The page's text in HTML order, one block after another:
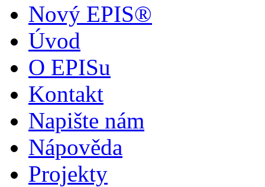
Nový EPIS®
Úvod
O EPISu
Kontakt
Napište nám
Nápověda
Projekty